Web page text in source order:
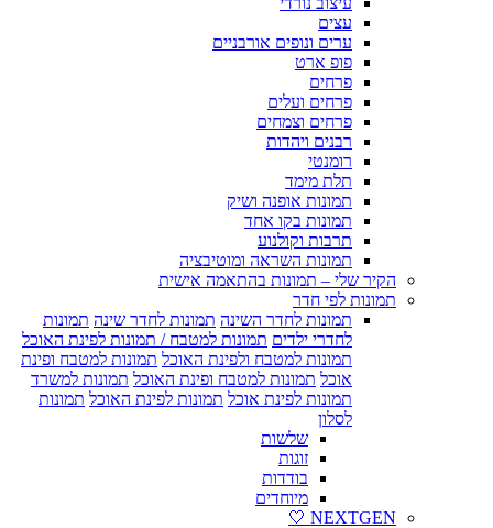
עצים
ערים ונופים אורבניים
פופ ארט
פרחים
פרחים ועלים
פרחים וצמחים
רבנים ויהדות
רומנטי
תלת מימד
תמונות אופנה ושיק
תמונות בקו אחד
תרבות וקולנוע
תמונות השראה ומוטיבציה
הקיר שלי – תמונות בהתאמה אישית
תמונות לפי חדר
תמונות לחדר השינה תמונות לחדר שינה תמונות
לחדרי ילדים תמונות למטבח / תמונות לפינת האוכל
תמונות למטבח ולפינת האוכל תמונות למטבח ופינת
אוכל תמונות למטבח ופינת האוכל תמונות למשרד
תמונות לפינת אוכל תמונות לפינת האוכל תמונות
לסלון
שלשות
זוגות
בודדות
מיוחדים
NEXTGEN 🤍